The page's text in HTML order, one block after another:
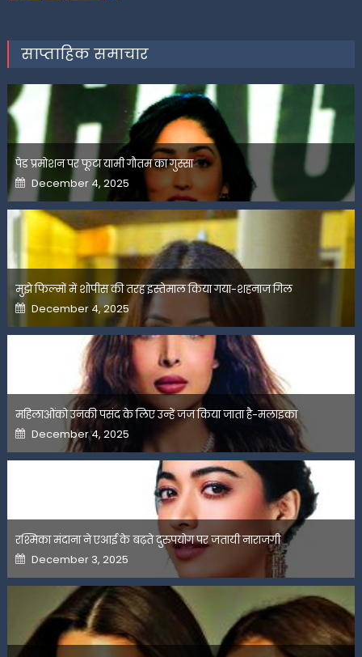
साप्ताहिक समाचार
पेड प्रमोशन पर फूटा यामी गौतम का गुस्सा
Posted
on
December 4, 2025
मुझे फिल्मों में शोपीस की तरह इस्तेमाल किया गया-शहनाज गिल
Posted
on
December 4, 2025
महिलाओंको उनकी पसंद के लिए उन्हें जज किया जाता है-मलाइका
Posted
on
December 4, 2025
रश्मिका मंदाना ने एआई के बढ़ते दुरुपयोग पर जतायी नाराजगी
Posted
on
December 3, 2025